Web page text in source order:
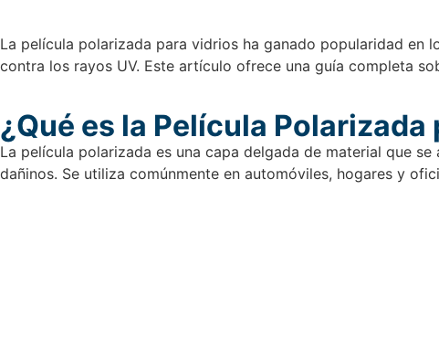
La película polarizada para vidrios ha ganado popularidad en
contra los rayos UV. Este artículo ofrece una guía completa
¿Qué es la Película
La película polarizada es una capa delgada de material que
dañinos. Se utiliza comúnmente en automóviles, hogares y